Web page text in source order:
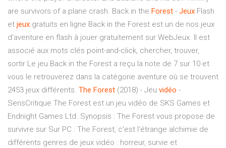
are survivors of a plane crash. Back in the Forest - Jeux Flash
et jeux gratuits en ligne Back in the Forest est un de nos jeux
d'aventure en flash à jouer gratuitement sur WebJeux. Il est
associé aux mots clés point-and-click, chercher, trouver,
sortir Le jeu Back in the Forest a reçu la note de 7 sur 10 et
vous le retrouverez dans la catégorie aventure où se trouvent
2453 jeux différents. The Forest (2018) - Jeu vidéo -
SensCritique The Forest est un jeu vidéo de SKS Games et
Endnight Games Ltd. Synopsis : The Forest vous propose de
survivre sur Sur PC : The Forest, c'est l'étrange alchimie de
différents genres de jeux vidéo : horreur, survie et